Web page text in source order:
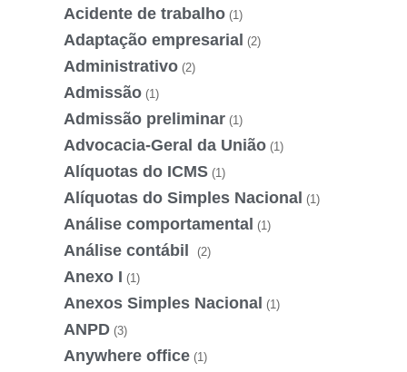
Acidente de trabalho (1)
Adaptação empresarial (2)
Administrativo (2)
Admissão (1)
Admissão preliminar (1)
Advocacia-Geral da União (1)
Alíquotas do ICMS (1)
Alíquotas do Simples Nacional (1)
Análise comportamental (1)
Análise contábil (2)
Anexo I (1)
Anexos Simples Nacional (1)
ANPD (3)
Anywhere office (1)